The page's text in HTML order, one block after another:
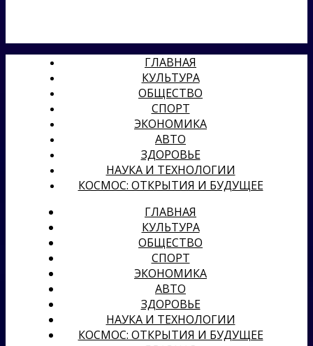
ГЛАВНАЯ
КУЛЬТУРА
ОБЩЕСТВО
СПОРТ
ЭКОНОМИКА
АВТО
ЗДОРОВЬЕ
НАУКА И ТЕХНОЛОГИИ
КОСМОС: ОТКРЫТИЯ И БУДУЩЕЕ
ГЛАВНАЯ
КУЛЬТУРА
ОБЩЕСТВО
СПОРТ
ЭКОНОМИКА
АВТО
ЗДОРОВЬЕ
НАУКА И ТЕХНОЛОГИИ
КОСМОС: ОТКРЫТИЯ И БУДУЩЕЕ